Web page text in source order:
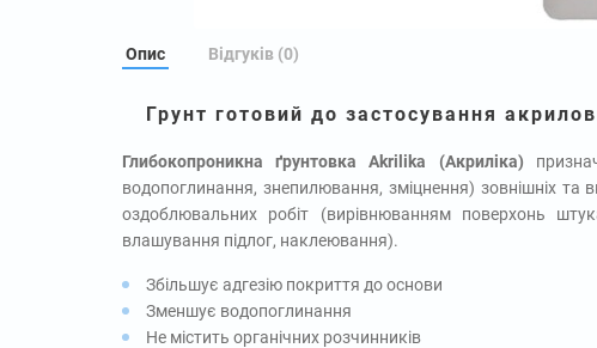
Опис Відгуків (0)
Грунт готовий до застосування
Глибокопроникна ґрунтовка Akrilika (Акриліка)
водопоглинання, знепилювання, зміцнення) зовнішніх та
оздоблювальних робіт (вирівнюванням поверхонь
влашування підлог, наклеювання).
Збільшує адгезію покриття до основи
Зменшує водопоглинання
Не містить органічних розчинників